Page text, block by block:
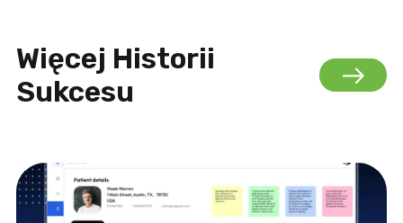
Więcej Historii
Sukcesu